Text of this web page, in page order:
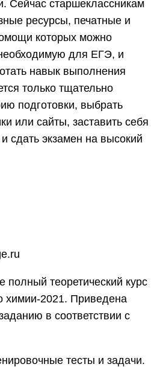
Сейчас старшеклассникам
ресурсы, печатные и
которых можно
для ЕГЭ, и
навык выполнения
только тщательно
подготовки, выбрать
или сайты, заставить себя
сдать экзамен на высокий
полный теоретический курс
химии-2021. Приведена
в соответствии с
тесты и задачи.